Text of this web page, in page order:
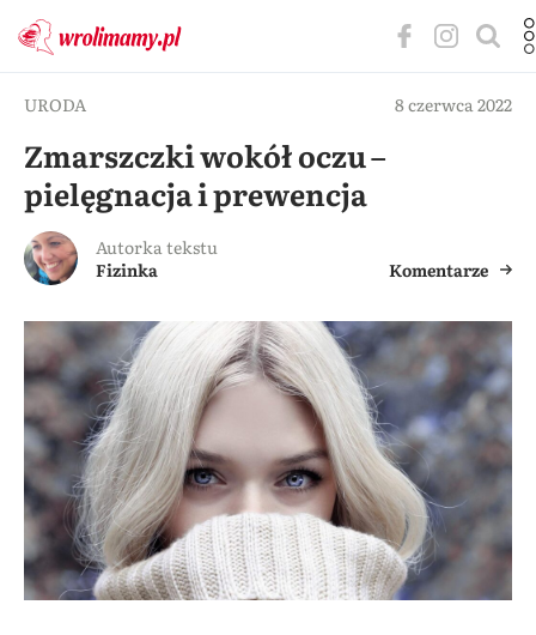
URODA 8 czerwca 2022
Zmarszczki wokół oczu –
pielęgnacja i prewencja
Autorka tekstu
Fizinka
Komentarze